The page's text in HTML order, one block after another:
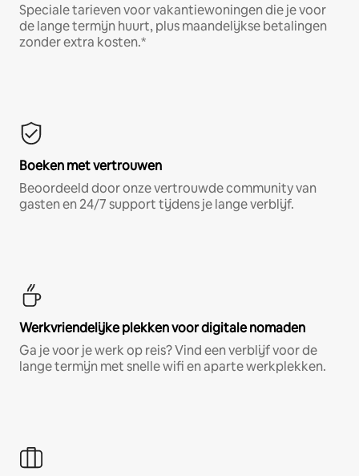
Speciale tarieven voor vakantiewoningen die je voor
de lange termijn huurt, plus maandelijkse betalingen
zonder extra kosten.*
Boeken met vertrouwen
Beoordeeld door onze vertrouwde community van
gasten en 24/7 support tijdens je lange verblijf.
Werkvriendelijke plekken voor digitale nomaden
Ga je voor je werk op reis? Vind een verblijf voor de
lange termijn met snelle wifi en aparte werkplekken.